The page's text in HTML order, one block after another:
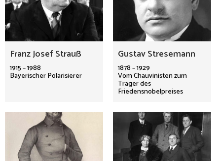
Franz Josef Strauß
1915 – 1988
Bayerischer Polarisierer
Gustav Stresemann
1878 – 1929
Vom Chauvinisten zum
Träger des
Friedensnobelpreises